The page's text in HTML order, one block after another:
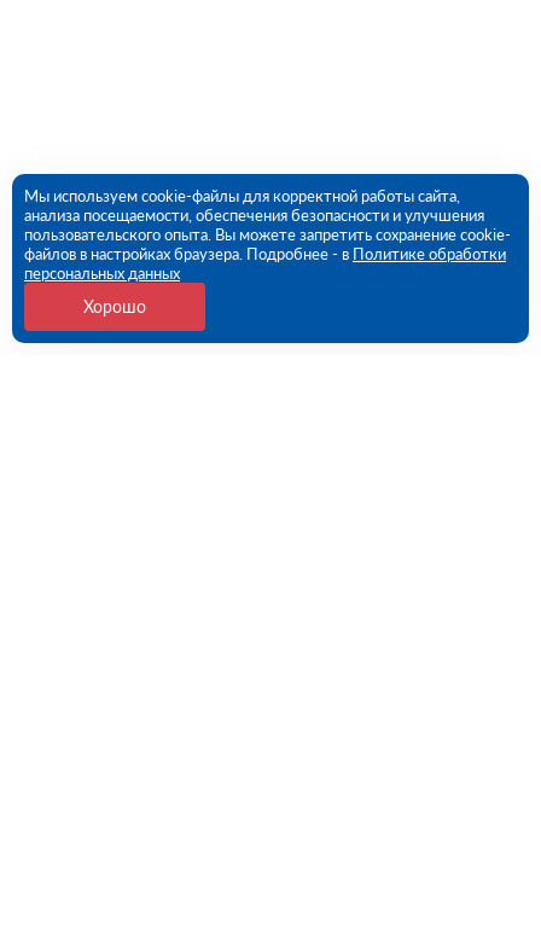
Мы используем cookie-файлы для корректной работы сайта,
анализа посещаемости, обеспечения безопасности и улучшения
пользовательского опыта. Вы можете запретить сохранение cookie-
файлов в настройках браузера. Подробнее - в Политике обработки
персональных данных
Хорошо